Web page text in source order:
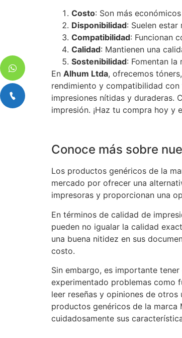
Costo: Son más
Disponibilidad: Suelen
Compatibilidad: Funcionan
Calidad: Mantienen una
Sostenibilidad: Fomentan
En Alhum Ltda, ofrecemos
rendimiento y compatibilidad
impresiones nítidas y duraderas.
impresión. ¡Haz tu compra hoy y
Conoce más sobre
Los productos genéricos de la
mercado por ofrecer una
impresoras y proporcionan una
En términos de calidad de
pueden no igualar la calidad
una buena nitidez en sus
costo.
Sin embargo, es importante
experimentado problemas como
leer reseñas y opiniones de
productos genéricos de la marca
cuidadosamente sus